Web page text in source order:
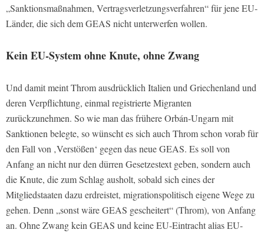
„Sanktionsmaßnahmen, Vertragsverletzungsverfahren“ für jene EU-
Länder, die sich dem GEAS nicht unterwerfen wollen.
Kein EU-System ohne Knute, ohne Zwang
Und damit meint Throm ausdrücklich Italien und Griechenland und
deren Verpflichtung, einmal registrierte Migranten
zurückzunehmen. So wie man das frühere Orbán-Ungarn mit
Sanktionen belegte, so wünscht es sich auch Throm schon vorab für
den Fall von ‚Verstößen‘ gegen das neue GEAS. Es soll von
Anfang an nicht nur den dürren Gesetzestext geben, sondern auch
die Knute, die zum Schlag ausholt, sobald sich eines der
Mitgliedstaaten dazu erdreistet, migrationspolitisch eigene Wege zu
gehen. Denn „sonst wäre GEAS gescheitert“ (Throm), von Anfang
an. Ohne Zwang kein GEAS und keine EU-Eintracht alias EU-